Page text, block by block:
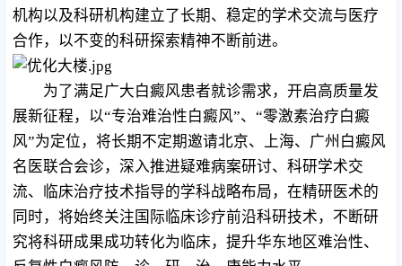
机构以及科研机构建立了长期、稳定的学术交流与医疗
合作，以不变的科研探索精神不断前进。
为了满足广大白癜风患者就诊需求，开启高质量发
展新征程，以“专治难治性白癜风”、“零激素治疗白癜
风”为定位，将长期不定期邀请北京、上海、广州白癜风
名医联合会诊，深入推进疑难病案研讨、科研学术交
流、临床治疗技术指导的学科战略布局，在精研医术的
同时，将始终关注国际临床诊疗前沿科研技术，不断研
究将科研成果成功转化为临床，提升华东地区难治性、